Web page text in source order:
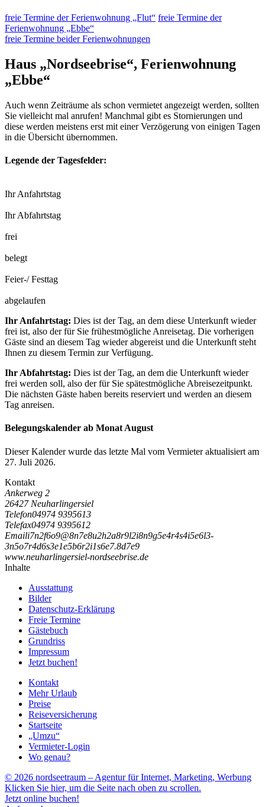
freie Termine der Ferienwohnung „Flut“ freie Termine der
Ferienwohnung „Ebbe“
freie Termine beider Ferienwohnungen
Haus „Nordseebrise“, Ferienwohnung
„Ebbe“
Auch wenn Zeiträume als schon vermietet angezeigt werden, sollten
Sie vielleicht mal anrufen! Manchmal gibt es Stornierungen und
diese werden meistens erst mit einer Verzögerung von einigen Tagen
in die Übersicht übernommen.
Legende der Tagesfelder:
Ihr Anfahrtstag
Ihr Abfahrtstag
frei
belegt
Feier-/ Festtag
abgelaufen
Ihr Anfahrtstag: Dies ist der Tag, an dem diese Unterkunft wieder
frei ist, also der für Sie frühestmögliche Anreisetag. Die vorherigen
Gäste sind an diesem Tag wieder abgereist und die Unterkunft steht
Ihnen zu diesem Termin zur Verfügung.
Ihr Abfahrtstag: Dies ist der Tag, an dem die Unterkunft wieder
frei werden soll, also der für Sie spätestmögliche Abreisezeitpunkt.
Die nächsten Gäste haben bereits reserviert und werden an diesem
Tag anreisen.
Belegungskalender ab Monat August
Dieser Kalender wurde das letzte Mal vom Vermieter aktualisiert am
27. Juli 2026.
Kontakt
Ankerweg 2
26427 Neuharlingersiel
Telefon04974 9395613
Telefax04974 9395612
Emaili7n2f6o9@8n7e8u2h2a8r9l2i8n9g5e4r4s4i5e6l3-
3n5o7r4d6s3e1e5b6r2i1s6e7.8d7e9
www.neuharlingersiel-nordseebrise.de
Inhalte
Ausstattung
Bilder
Datenschutz-Erklärung
Freie Termine
Gästebuch
Grundriss
Impressum
Jetzt buchen!
Kontakt
Mehr Urlaub
Preise
Reiseversicherung
Startseite
„Umzu“
Vermieter-Login
Wo genau?
© 2026 nordseetraum – Agentur für Internet, Marketing, Werbung
Klicken Sie hier, um die Seite nach oben zu scrollen.
Jetzt online buchen!